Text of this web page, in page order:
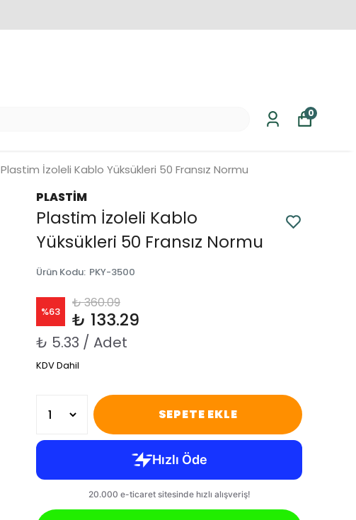
0
Plastim İzoleli Kablo Yüksükleri 50 Fransız Normu
PLASTİM
Plastim İzoleli Kablo
Yüksükleri 50 Fransız Normu
Ürün Kodu: PKY-3500
%63
₺ 360.09
₺ 133.29
₺ 5.33 / Adet
KDV Dahil
SEPETE EKLE